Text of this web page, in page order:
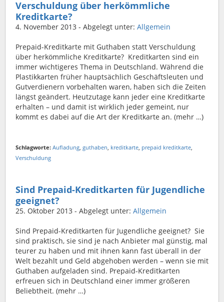
Verschuldung über herkömmliche
Kreditkarte?
4. November 2013 - Abgelegt unter: Allgemein
Prepaid-Kreditkarte mit Guthaben statt Verschuldung
über herkömmliche Kreditkarte? Kreditkarten sind ein
immer wichtigeres Thema in Deutschland. Während die
Plastikkarten früher hauptsächlich Geschäftsleuten und
Gutverdienern vorbehalten waren, haben sich die Zeiten
längst geändert. Heutzutage kann jeder eine Kreditkarte
erhalten – und damit ist wirklich jeder gemeint, nur
kommt es dabei auf die Art der Kreditkarte an. (mehr …)
Schlagworte: Aufladung, guthaben, kreditkarte, prepaid kreditkarte,
Verschuldung
Sind Prepaid-Kreditkarten für Jugendliche
geeignet?
25. Oktober 2013 - Abgelegt unter: Allgemein
Sind Prepaid-Kreditkarten für Jugendliche geeignet? Sie
sind praktisch, sie sind je nach Anbieter mal günstig, mal
teurer zu haben und mit ihnen kann fast überall in der
Welt bezahlt und Geld abgehoben werden – wenn sie mit
Guthaben aufgeladen sind. Prepaid-Kreditkarten
erfreuen sich in Deutschland einer immer größeren
Beliebtheit. (mehr …)